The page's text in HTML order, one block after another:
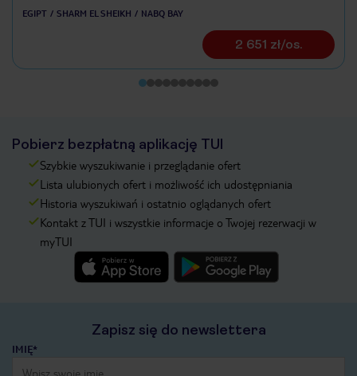
EGIPT SHARM EL SHEIKH NABQ BAY
2 651 zł/os.
Pobierz bezpłatną aplikację TUI
Szybkie wyszukiwanie i przeglądanie ofert
Lista ulubionych ofert i możliwość ich udostępniania
Historia wyszukiwań i ostatnio oglądanych ofert
Kontakt z TUI i wszystkie informacje o Twojej rezerwacji w
myTUI
Zapisz się do newslettera
IMIĘ*